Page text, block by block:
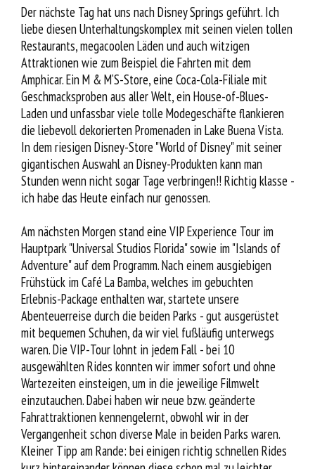
Der nächste Tag hat uns nach Disney Springs geführt. Ich
liebe diesen Unterhaltungskomplex mit seinen vielen tollen
Restaurants, megacoolen Läden und auch witzigen
Attraktionen wie zum Beispiel die Fahrten mit dem
Amphicar. Ein M & M‘S-Store, eine Coca-Cola-Filiale mit
Geschmacksproben aus aller Welt, ein House-of-Blues-
Laden und unfassbar viele tolle Modegeschäfte flankieren
die liebevoll dekorierten Promenaden in Lake Buena Vista.
In dem riesigen Disney-Store "World of Disney" mit seiner
gigantischen Auswahl an Disney-Produkten kann man
Stunden wenn nicht sogar Tage verbringen!! Richtig klasse -
ich habe das Heute einfach nur genossen.
Am nächsten Morgen stand eine VIP Experience Tour im
Hauptpark "Universal Studios Florida" sowie im "Islands of
Adventure" auf dem Programm. Nach einem ausgiebigen
Frühstück im Café La Bamba, welches im gebuchten
Erlebnis-Package enthalten war, startete unsere
Abenteuerreise durch die beiden Parks - gut ausgerüstet
mit bequemen Schuhen, da wir viel fußläufig unterwegs
waren. Die VIP-Tour lohnt in jedem Fall - bei 10
ausgewählten Rides konnten wir immer sofort und ohne
Wartezeiten einsteigen, um in die jeweilige Filmwelt
einzutauchen. Dabei haben wir neue bzw. geänderte
Fahrattraktionen kennengelernt, obwohl wir in der
Vergangenheit schon diverse Male in beiden Parks waren.
Kleiner Tipp am Rande: bei einigen richtig schnellen Rides